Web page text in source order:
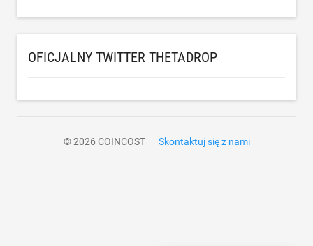
OFICJALNY TWITTER THETADROP
© 2026 COINCOST Skontaktuj się z nami